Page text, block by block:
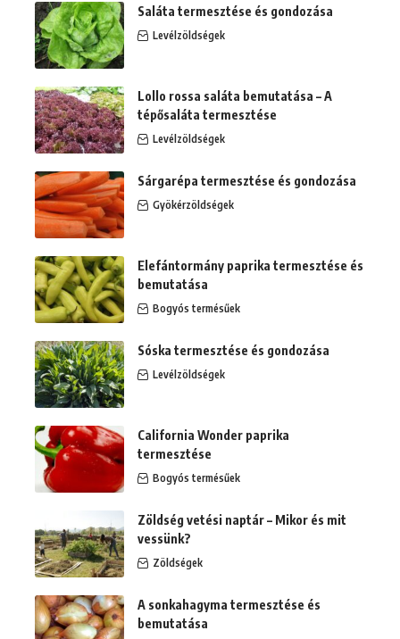
Saláta termesztése és gondozása
Levélzöldségek
Lollo rossa saláta bemutatása – A
tépősaláta termesztése
Levélzöldségek
Sárgarépa termesztése és gondozása
Gyökérzöldségek
Elefántormány paprika termesztése és
bemutatása
Bogyós termésűek
Sóska termesztése és gondozása
Levélzöldségek
California Wonder paprika
termesztése
Bogyós termésűek
Zöldség vetési naptár – Mikor és mit
vessünk?
Zöldségek
A sonkahagyma termesztése és
bemutatása